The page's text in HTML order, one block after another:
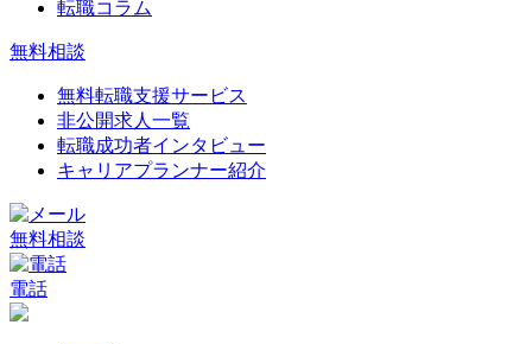
転職コラム
無料相談
無料転職支援サービス
非公開求人一覧
転職成功者インタビュー
キャリアプランナー紹介
無料相談
電話